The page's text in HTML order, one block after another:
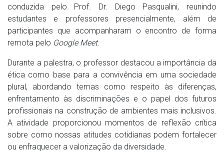
conduzida pelo Prof. Dr. Diego Pasqualini, reunindo
estudantes e professores presencialmente, além de
participantes que acompanharam o encontro de forma
remota pelo Google Meet.
Durante a palestra, o professor destacou a importância da
ética como base para a convivência em uma sociedade
plural, abordando temas como respeito às diferenças,
enfrentamento às discriminações e o papel dos futuros
profissionais na construção de ambientes mais inclusivos.
A atividade proporcionou momentos de reflexão crítica
sobre como nossas atitudes cotidianas podem fortalecer
ou enfraquecer a valorização da diversidade.